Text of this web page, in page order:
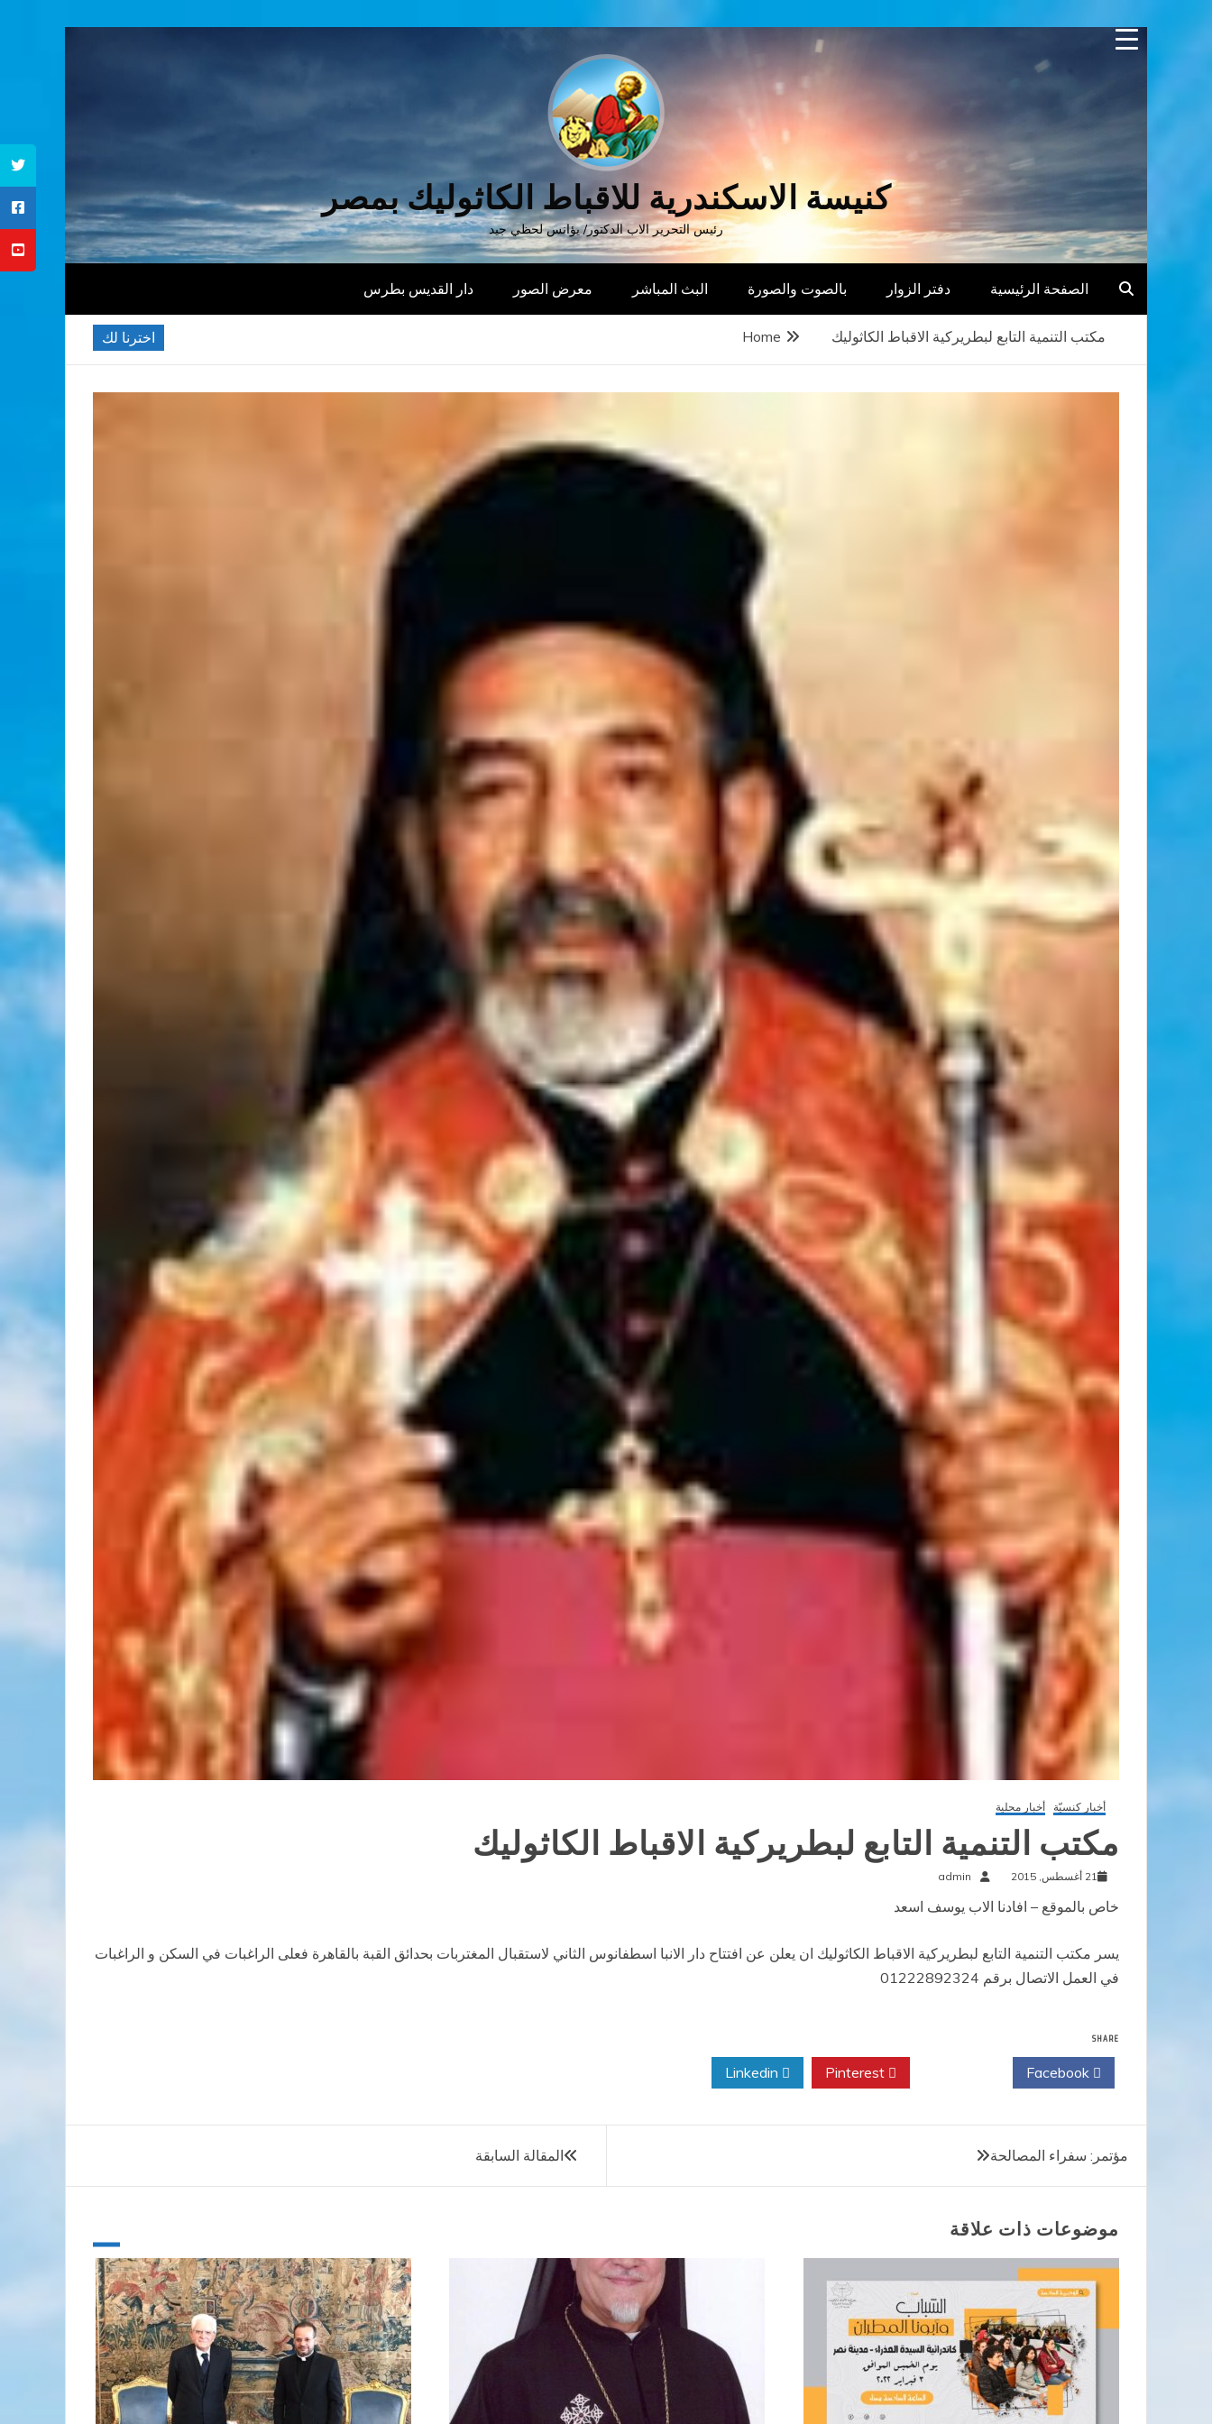
Skip
كنيسة الاسكندرية للاقباط الكاثوليك بمصر
رئيس التحرير الاب الدكتور/ يؤانس لحظي جيد
الصفحة الرئيسية دفتر الزوار بالصوت والصورة البث المباشر معرض الصور دار القديس بطرس
اخترنا لك Home مكتب التنمية التابع لبطريركية الاقباط الكاثوليك
أخبار كنسيّة أخبار محلية
مكتب التنمية التابع لبطريركية الاقباط الكاثوليك
21 أغسطس, 2015 admin
خاص بالموقع – افادنا الاب يوسف اسعد
يسر مكتب التنمية التابع لبطريركية الاقباط الكاثوليك ان يعلن عن افتتاح دار الانبا اسطفانوس الثاني لاستقبال المغتربات بحدائق القبة بالقاهرة فعلى الراغبات في السكن و الراغبات
في العمل الاتصال برقم 01222892324
SHARE
تصفّح
المقالات
المقالة السابقة مؤتمر: سفراء المصالحة
موضوعات ذات علاقة